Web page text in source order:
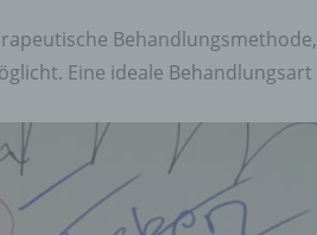
Behandlungsmethode,
Eine ideale Behandlungsart